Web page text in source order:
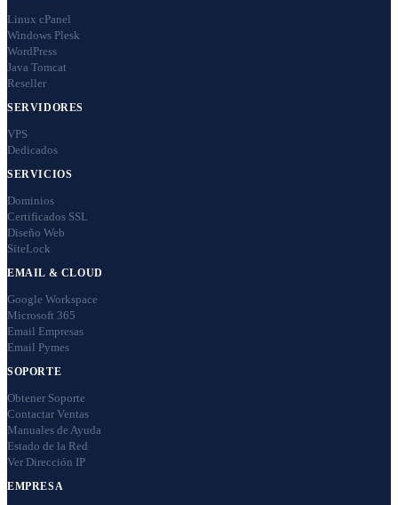
Linux cPanel
Windows Plesk
WordPress
Java Tomcat
Reseller
SERVIDORES
VPS
Dedicados
SERVICIOS
Dominios
Certificados SSL
Diseño Web
SiteLock
EMAIL & CLOUD
Google Workspace
Microsoft 365
Email Empresas
Email Pymes
SOPORTE
Obtener Soporte
Contactar Ventas
Manuales de Ayuda
Estado de la Red
Ver Dirección IP
EMPRESA